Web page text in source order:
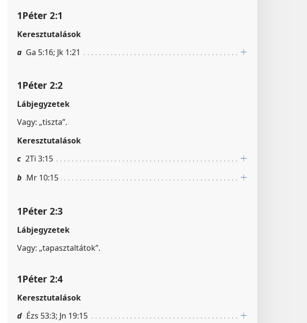
1Péter 2:1
Keresztutalások
a Ga 5:16; Jk 1:21
1Péter 2:2
Lábjegyzetek
Vagy: „tiszta”.
Keresztutalások
c 2Ti 3:15
b Mr 10:15
1Péter 2:3
Lábjegyzetek
Vagy: „tapasztaltátok”.
1Péter 2:4
Keresztutalások
d Ézs 53:3; Jn 19:15